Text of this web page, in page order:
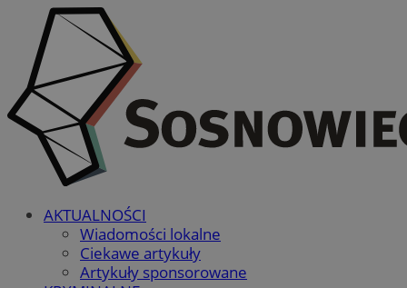
AKTUALNOŚCI
Wiadomości lokalne
Ciekawe artykuły
Artykuły sponsorowane